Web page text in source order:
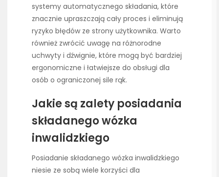
systemy automatycznego składania, które
znacznie upraszczają cały proces i eliminują
ryzyko błędów ze strony użytkownika. Warto
również zwrócić uwagę na różnorodne
uchwyty i dźwignie, które mogą być bardziej
ergonomiczne i łatwiejsze do obsługi dla
osób o ograniczonej sile rąk.
Jakie są zalety posiadania
składanego wózka
inwalidzkiego
Posiadanie składanego wózka inwalidzkiego
niesie ze sobą wiele korzyści dla